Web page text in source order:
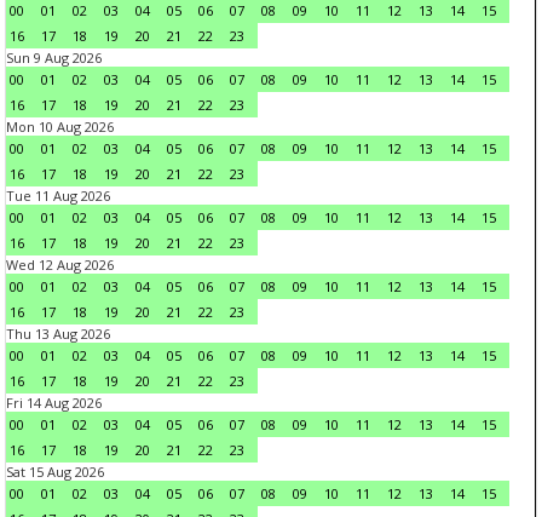
00
01 02 03 04 05 06 07 08 09 10 11 12 13 14
15
16
17 18 19 20 21 22
23
Sun 9 Aug 2026
00
01 02 03 04 05 06 07 08 09 10 11 12 13 14
15
16
17 18 19 20 21 22
23
Mon 10 Aug 2026
00
01 02 03 04 05 06 07 08 09 10 11 12 13 14
15
16
17 18 19 20 21 22
23
Tue 11 Aug 2026
00
01 02 03 04 05 06 07 08 09 10 11 12 13 14
15
16
17 18 19 20 21 22
23
Wed 12 Aug 2026
00
01 02 03 04 05 06 07 08 09 10 11 12 13 14
15
16
17 18 19 20 21 22
23
Thu 13 Aug 2026
00
01 02 03 04 05 06 07 08 09 10 11 12 13 14
15
16
17 18 19 20 21 22
23
Fri 14 Aug 2026
00
01 02 03 04 05 06 07 08 09 10 11 12 13 14
15
16
17 18 19 20 21 22
23
Sat 15 Aug 2026
00
01 02 03 04 05 06 07 08 09 10 11 12 13 14
15